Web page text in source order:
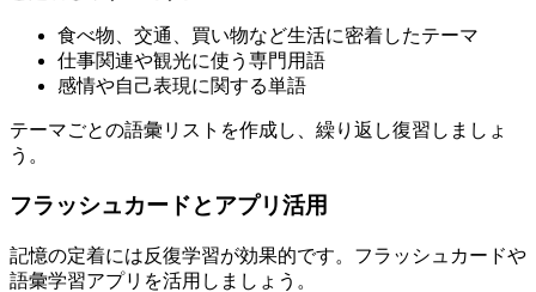
食べ物、交通、買い物など生活に密着したテーマ
仕事関連や観光に使う専門用語
感情や自己表現に関する単語
テーマごとの語彙リストを作成し、繰り返し復習しましょ
う。
フラッシュカードとアプリ活用
記憶の定着には反復学習が効果的です。フラッシュカードや
語彙学習アプリを活用しましょう。